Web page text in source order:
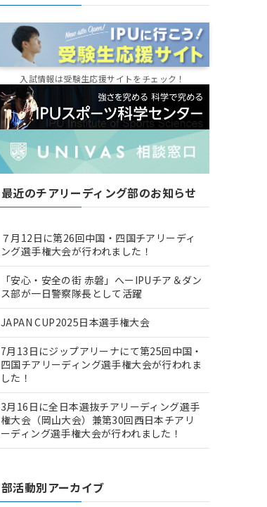
入試情報は受験生応援サイトをチェック！
最近のチアリーディング部のお知らせ
７月12日に第26回中国・四国チアリーディ
ング選手権大会が行われました！
「安心・安全の街 赤磐」へーIPUチア＆ダン
ス部が一日警察隊長として活躍
JAPAN CUP2025日本選手権大会
7月13日にジップアリーナにて第25回中国・
四国チアリーディング選手権大会が行われま
した！
3月16日に全日本選抜チアリーディング選手
権大会（岡山大会）兼第30回西日本チアリ
ーディング選手権大会が行われました！
部活動別アーカイブ